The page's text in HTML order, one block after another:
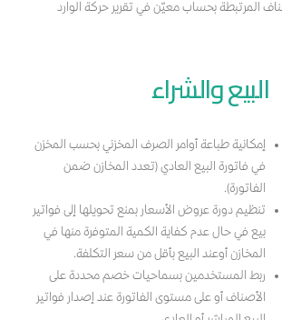
المرتبطة بحساب معيّن في تقرير حركة الوارد
البيع والشراء
إمكانية طباعة أوامر الصرف المخزني بحسب المخزن
في فاتورة البيع العادي (تعدد المخازن ضمن
الفاتورة).
تنظيم دورة عروض الأسعار بمنع تحويلها إلى فواتير
بيع في حال عدم كفاية الكمية المتوفرة منها في
المخازن أوعند البيع بأقل من سعر التكلفة.
ربط المستخدمين بسماحيات خصم محددة على
الأصناف أو على مستوى الفاتورة عند إصدار فواتير